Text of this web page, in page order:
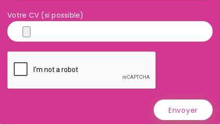
Votre CV (si possible)
Envoyer